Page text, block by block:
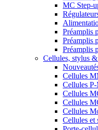
MC Step-
Préamplis
Préamplis
Préamplis
Cellules, stylus
Cellules
Cellules
Cellules
Cellules
Cellules
Cellules et